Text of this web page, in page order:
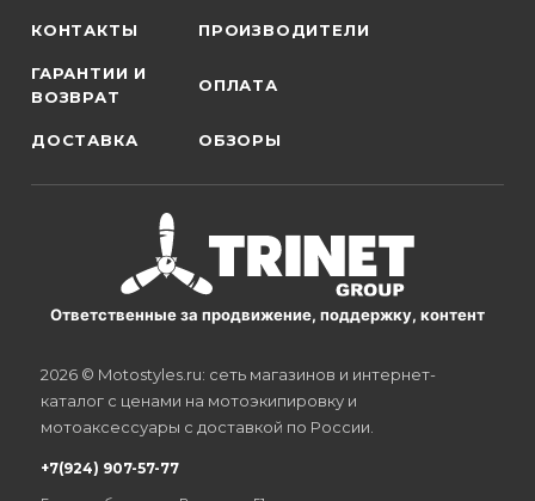
КОНТАКТЫ ПРОИЗВОДИТЕЛИ
ГАРАНТИИ И
ВОЗВРАТ
ОПЛАТА
ДОСТАВКА ОБЗОРЫ
Ответственные за продвижение, поддержку, контент
2026 © Motostyles.ru: сеть магазинов и интернет-
каталог с ценами на мотоэкипировку и
мотоаксессуары с доставкой по России.
+7(924) 907-57-77